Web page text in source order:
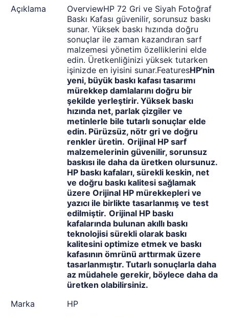
Açıklama
OverviewHP 72 Gri ve Siyah Fotoğraf
Baskı Kafası güvenilir, sorunsuz baskı
sunar. Yüksek baskı hızında doğru
sonuçlar ile zaman kazandıran sarf
malzemesi yönetim özelliklerini elde
edin. Üretkenliğinizi yüksek tutarken
işinizde en iyisini sunar.FeaturesHP'nin
yeni, büyük baskı kafası tasarımı
mürekkep damlalarını doğru bir
şekilde yerleştirir. Yüksek baskı
hızında net, parlak çizgiler ve
metinlerle bile tutarlı sonuçlar elde
edin. Pürüzsüz, nötr gri ve doğru
renkler üretin. Orijinal HP sarf
malzemelerinin güvenilir, sorunsuz
baskısı ile daha da üretken olursunuz.
HP baskı kafaları, sürekli keskin, net
ve doğru baskı kalitesi sağlamak
üzere Orijinal HP mürekkepleri ve
yazıcı ile birlikte tasarlanmış ve test
edilmiştir. Orijinal HP baskı
kafalarında bulunan akıllı baskı
teknolojisi sürekli olarak baskı
kalitesini optimize etmek ve baskı
kafasının ömrünü arttırmak üzere
tasarlanmıştır. Tutarlı sonuçlarla daha
az müdahele gerekir, böylece daha da
üretken olabilirsiniz.
Marka
HP